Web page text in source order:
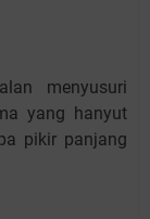
menyusuri
yang hanyut
pikir panjang